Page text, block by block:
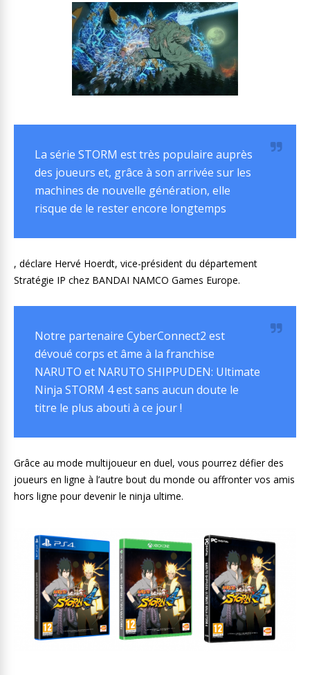
La série STORM est très populaire auprès
des joueurs et, grâce à son arrivée sur les
machines de nouvelle génération, elle
risque de le rester encore longtemps
, déclare Hervé Hoerdt, vice-président du département
Stratégie IP chez BANDAI NAMCO Games Europe.
Notre partenaire CyberConnect2 est
dévoué corps et âme à la franchise
NARUTO et NARUTO SHIPPUDEN: Ultimate
Ninja STORM 4 est sans aucun doute le
titre le plus abouti à ce jour !
Grâce au mode multijoueur en duel, vous pourrez défier des
joueurs en ligne à l’autre bout du monde ou affronter vos amis
hors ligne pour devenir le ninja ultime.